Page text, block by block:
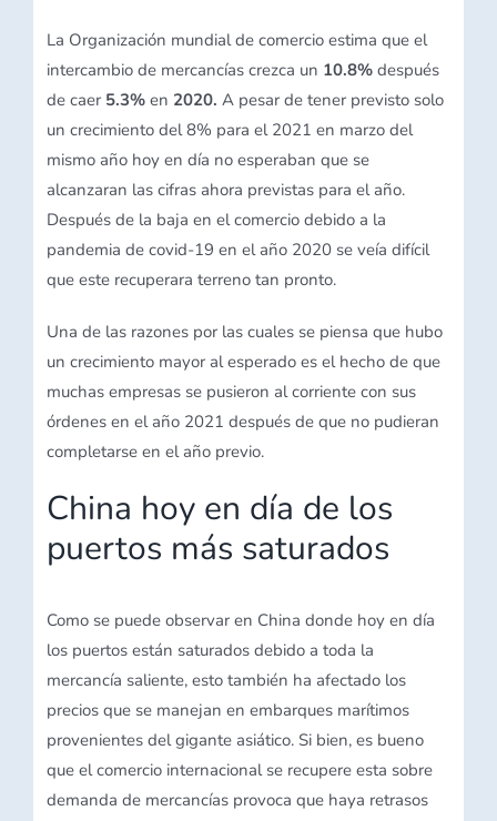
La Organización mundial de comercio estima que el
intercambio de mercancías crezca un 10.8% después
de caer 5.3% en 2020. A pesar de tener previsto solo
un crecimiento del 8% para el 2021 en marzo del
mismo año hoy en día no esperaban que se
alcanzaran las cifras ahora previstas para el año.
Después de la baja en el comercio debido a la
pandemia de covid-19 en el año 2020 se veía difícil
que este recuperara terreno tan pronto.
Una de las razones por las cuales se piensa que hubo
un crecimiento mayor al esperado es el hecho de que
muchas empresas se pusieron al corriente con sus
órdenes en el año 2021 después de que no pudieran
completarse en el año previo.
China hoy en día de los
puertos más saturados
Como se puede observar en China donde hoy en día
los puertos están saturados debido a toda la
mercancía saliente, esto también ha afectado los
precios que se manejan en embarques marítimos
provenientes del gigante asiático. Si bien, es bueno
que el comercio internacional se recupere esta sobre
demanda de mercancías provoca que haya retrasos